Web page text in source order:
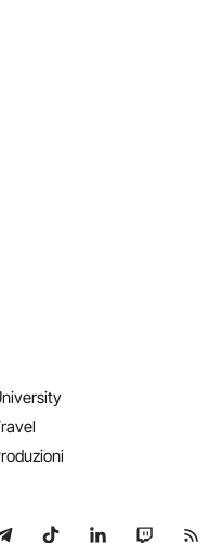
su WhatsApp
su Telegram
Seguici su TikTok
Seguici su
Seguici